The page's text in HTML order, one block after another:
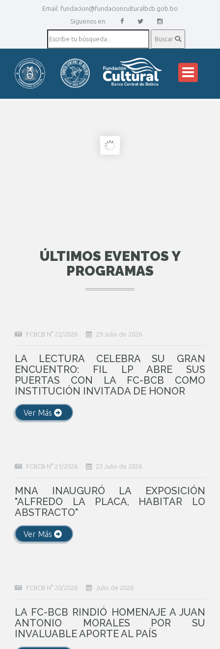
Email: fundacion@fundacionculturalbcb.gob.bo
Siguenos en:
Buscar
ÚLTIMOS EVENTOS Y
PROGRAMAS
FCBCB N° 22/2026 29 Julio de 2026
LA LECTURA CELEBRA SU GRAN
ENCUENTRO: FIL LP ABRE SUS
PUERTAS CON LA FC-BCB COMO
INSTITUCIÓN INVITADA DE HONOR
Ver Más
FCBCB N° 21/2026 23 Julio de 2026
MNA INAUGURÓ LA EXPOSICIÓN
"ALFREDO LA PLACA, HABITAR LO
ABSTRACTO"
Ver Más
FCBCB N° 20/2026 Julio de 2026
LA FC-BCB RINDIÓ HOMENAJE A JUAN
ANTONIO MORALES POR SU
INVALUABLE APORTE AL PAÍS